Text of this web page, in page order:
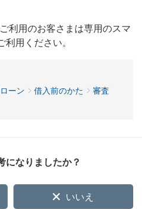
利用のお客さまは専用のスマ
利用ください。
ーン 借入前のかた
審査
になりましたか？
いいえ